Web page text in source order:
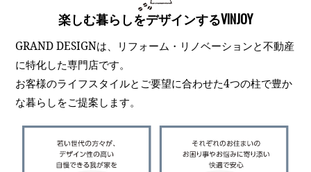
楽しむ暮らしをデザインするVINJOY
GRAND DESIGNは、リフォーム・リノベーションと不動産
に特化した専門店です。
お客様のライフスタイルとご要望に合わせた4つの柱で豊か
な暮らしをご提案します。